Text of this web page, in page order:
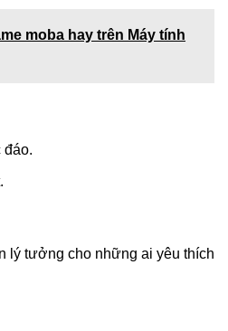
moba hay trên Máy tính
đáo.
lý tưởng cho những ai yêu thích